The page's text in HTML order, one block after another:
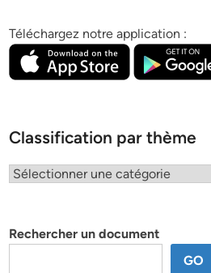
Téléchargez notre application :
Classification par thème
Classification
Rechercher un document
GO